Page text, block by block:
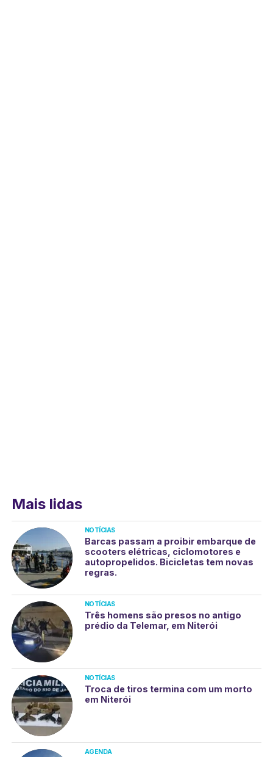
Mais lidas
NOTÍCIAS
Barcas passam a proibir embarque de
scooters elétricas, ciclomotores e
autopropelidos. Bicicletas tem novas
regras.
NOTÍCIAS
Três homens são presos no antigo
prédio da Telemar, em Niterói
NOTÍCIAS
Troca de tiros termina com um morto
em Niterói
AGENDA